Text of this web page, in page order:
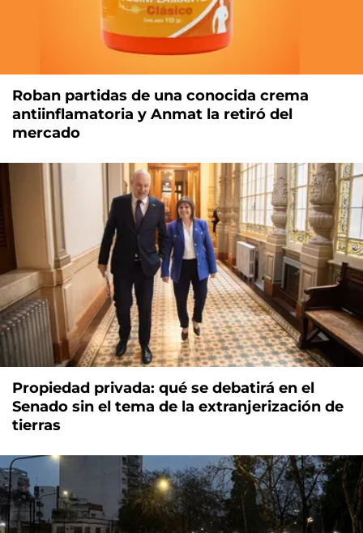
Roban partidas de una conocida crema
antiinflamatoria y Anmat la retiró del
mercado
Propiedad privada: qué se debatirá en el
Senado sin el tema de la extranjerización de
tierras